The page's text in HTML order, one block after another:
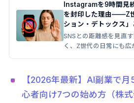
Instagramを9時間見
を封印した理由——Z
ション・デトックス
SNSとの距離感を見直
く、Z世代の日常にも広
【2026年最新】AI副業で
心者向け7つの始め方（株